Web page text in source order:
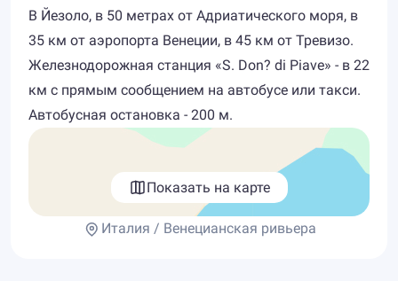
В Йезоло, в 50 метрах от Адриатического моря, в
35 км от аэропорта Венеции, в 45 км от Тревизо.
Железнодорожная станция «S. Don? di Piave» - в 22
км с прямым сообщением на автобусе или такси.
Автобусная остановка - 200 м.
Показать на карте
Италия / Венецианская ривьера